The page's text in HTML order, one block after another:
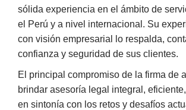
sólida experiencia en el ámbito de
el Perú y a nivel internacional. Su
con visión empresarial lo respalda,
confianza y seguridad de sus clientes.
El principal compromiso de la firma de
brindar asesoría legal integral,
en sintonía con los retos y desafíos